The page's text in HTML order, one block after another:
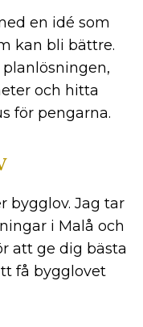
en idé som
kan bli bättre.
och hitta
för pengarna.
bygglov. Jag tar
i Malå och
att ge dig bästa
få bygglovet